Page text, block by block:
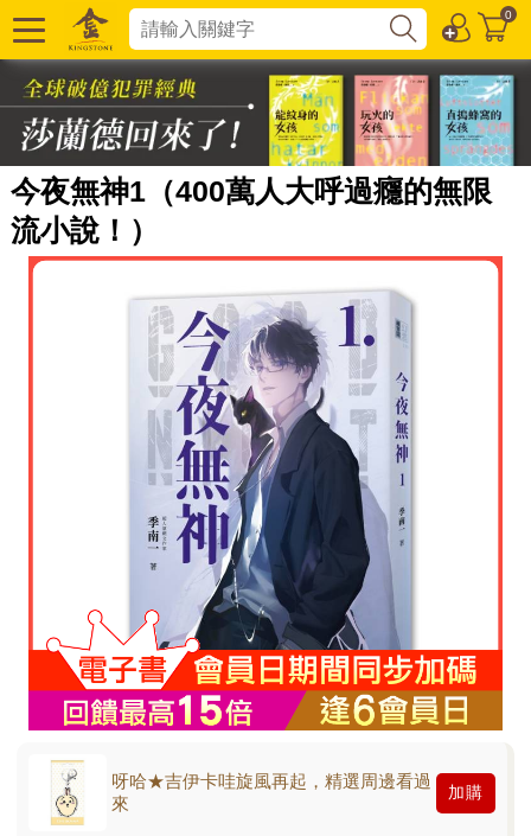
0
今夜無神1（400萬人大呼過癮的無限
流小說！）
呀哈★吉伊卡哇旋風再起，精選周邊看過
來
加購